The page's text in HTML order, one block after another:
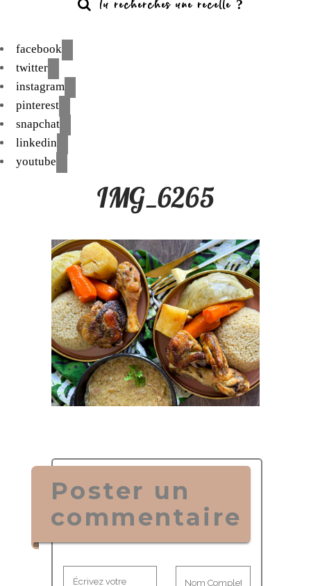
facebook
twitter
instagram
pinterest
snapchat
linkedin
youtube
IMG_6265
Poster un
commentaire